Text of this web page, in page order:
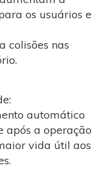
os usuários e
colisões nas
automático
após a operação
vida útil aos